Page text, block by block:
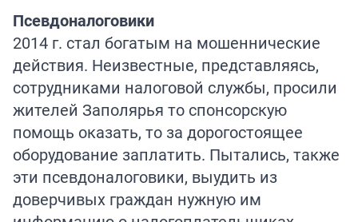
Псевдоналоговики
2014 г. стал богатым на мошеннические
действия. Неизвестные, представляясь,
сотрудниками налоговой службы, просили
жителей Заполярья то спонсорскую
помощь оказать, то за дорогостоящее
оборудование заплатить. Пытались, также
эти псевдоналоговики, выудить из
доверчивых граждан нужную им